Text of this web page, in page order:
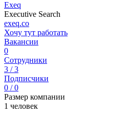
Exeq
Executive Search
exeq.co
Хочу тут работать
Вакансии
0
Сотрудники
3 / 3
Подписчики
0 / 0
Размер компании
1 человек